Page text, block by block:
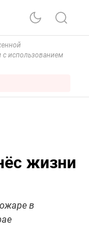
с использованием
жизни
в